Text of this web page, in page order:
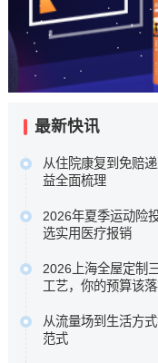
最新快讯
从住院康复到免赔
益全面梳理
较，核心围绕众安
投保准入规则、新
赔额递减或既往症
原文链接
2026年夏季运动险
选实用医疗报销
，我们针对众安等
理 ，助您理清保障
原文链接
2026上海全屋定制
工艺，你的预算该
比区间，博洛尼以“
专注高端大宅整木
从流量场到生活方
范式